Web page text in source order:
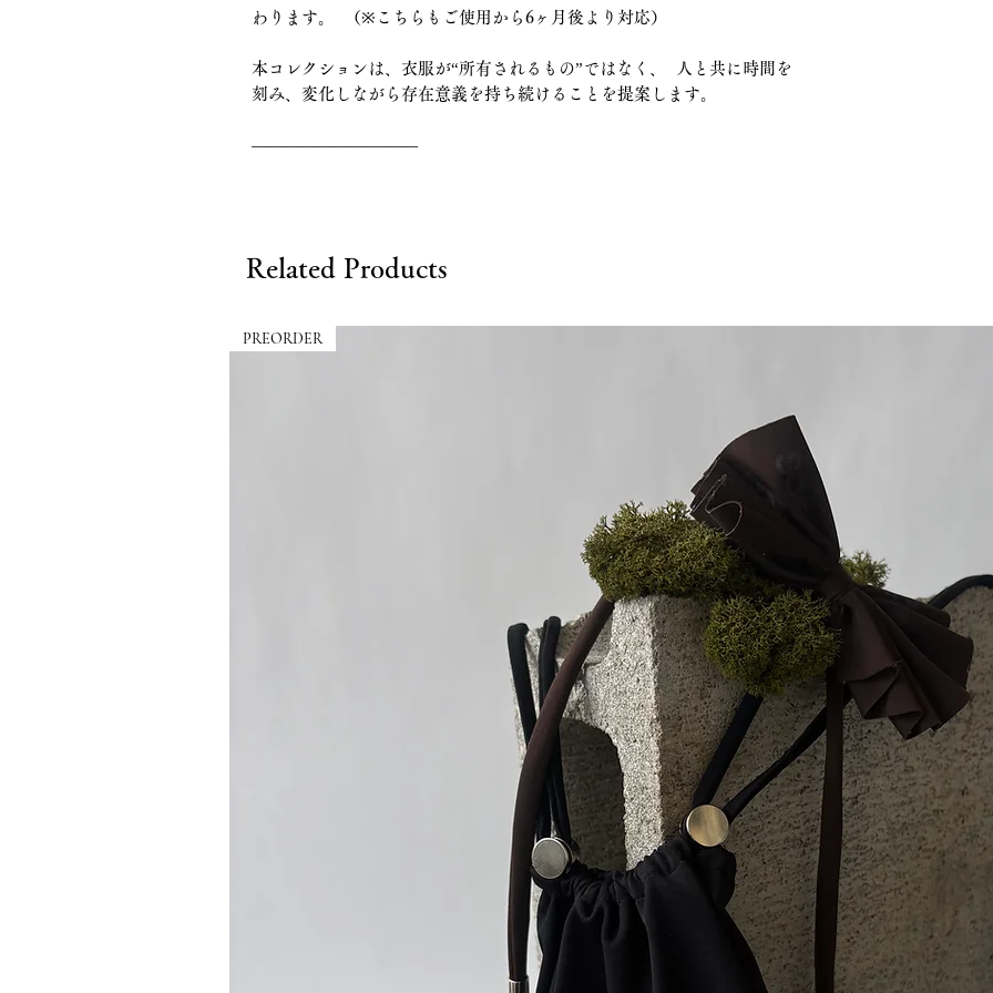
わります。 （※こちらもご使用から6ヶ月後より対応）
本コレクションは、衣服が“所有されるもの”ではなく、 人と共に時間を
刻み、変化しながら存在意義を持ち続けることを提案します。
――――――――――
Related Products
PREORDER